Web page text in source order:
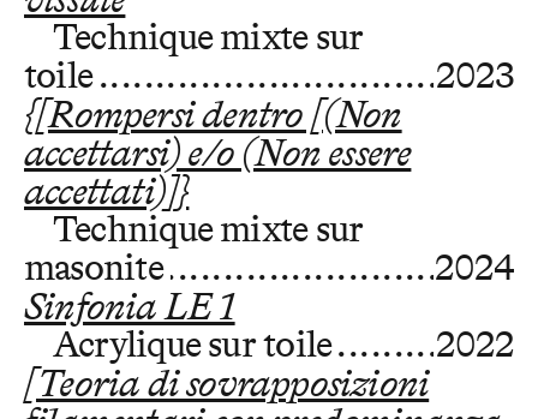
Technique mixte sur
toile
2023
{[Rompersi dentro [(Non
accettarsi) e/o (Non essere
accettati)]}
Technique mixte sur
masonite
2024
Sinfonia LE 1
Acrylique sur toile 2022
[Teoria di sovrapposizioni